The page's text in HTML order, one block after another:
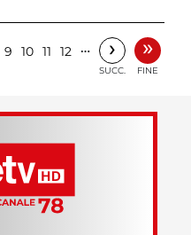
9 10 11 12 … ›
SUCC.
»
FINE